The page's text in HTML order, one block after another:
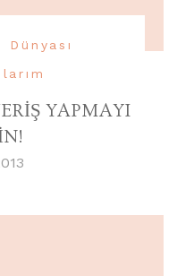
YAPMAYI